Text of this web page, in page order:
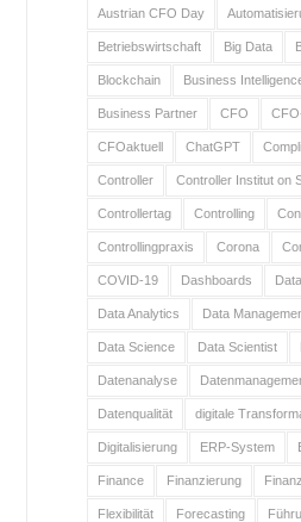
Austrian CFO Day
Betriebswirtschaft Big Data
Blockchain Business
Business Partner CFO
CFOaktuell ChatGPT
Controller Controller Institut on
Controllertag Controlling
Controllingpraxis Corona
COVID-19 Dashboards Data
Data Analytics Data
Data Science Data Scientist
Datenanalyse
Datenqualität digitale
Digitalisierung ERP-System
Finance Finanzierung
Flexibilität Forecasting